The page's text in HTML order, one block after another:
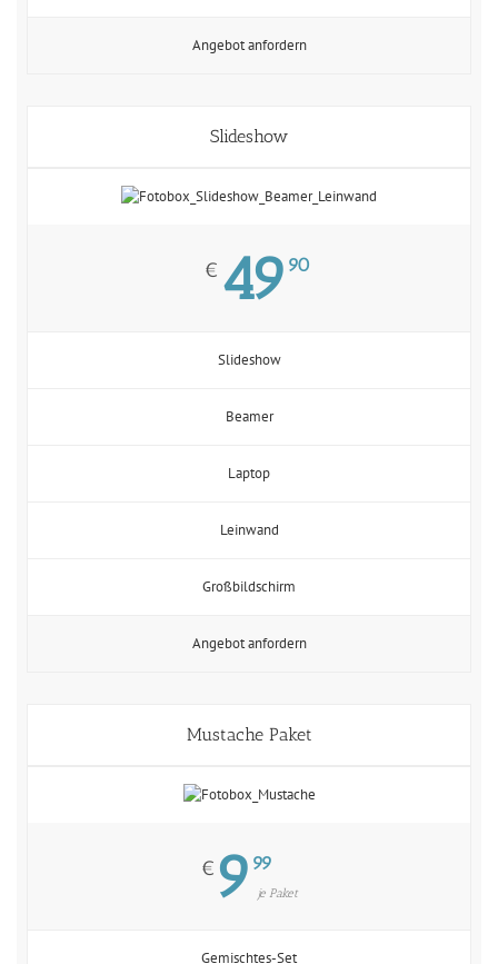
Angebot anfordern
Slideshow
€ 49 90
Slideshow
Beamer
Laptop
Leinwand
Großbildschirm
Angebot anfordern
Mustache Paket
€ 9 99
je Paket
Gemischtes-Set